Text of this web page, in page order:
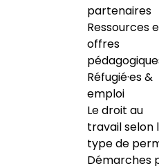
partenaires
Ressources
offres
Réfugié·es &
emploi
Le droit au
travail selon
type de
Démarches